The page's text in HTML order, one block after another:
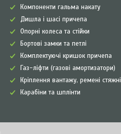
Компоненти гальма накату
Дишла і шасі причепа
Опорні колеса та стійки
Бортові замки та петлі
Комплектуючі кришок причепа
Газ-ліфти (газові амортизатори)
Кріплення вантажу, ремені стяжні
Карабіни та шплінти